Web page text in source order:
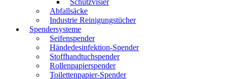
Schutzvisier
Abfallsäcke
Industrie Reinigungstücher
Spendersysteme
Seifenspender
Händedesinfektion-Spender
Stoffhandtuchspender
Rollenpapierspender
Toilettenpapier-Spender